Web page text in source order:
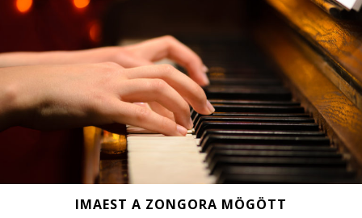
IMAEST A ZONGORA MÖGÖTT